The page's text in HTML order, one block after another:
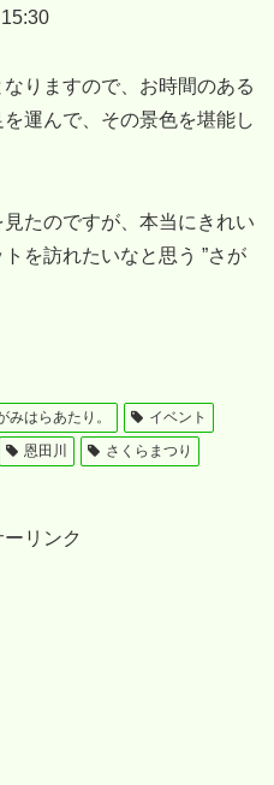
りますので、お時間のある
運んで、その景色を堪能し
たのですが、本当にきれい
を訪れたいなと思う ”さが
みはらあたり。
イベント
恩田川
さくらまつり
リンク